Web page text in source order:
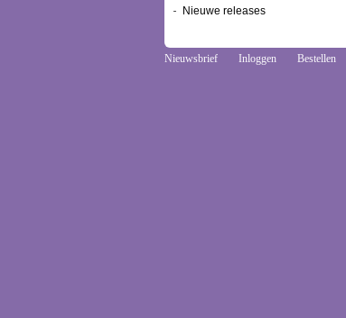
Nieuwe releases
Nieuwsbrief Inloggen Bestellen